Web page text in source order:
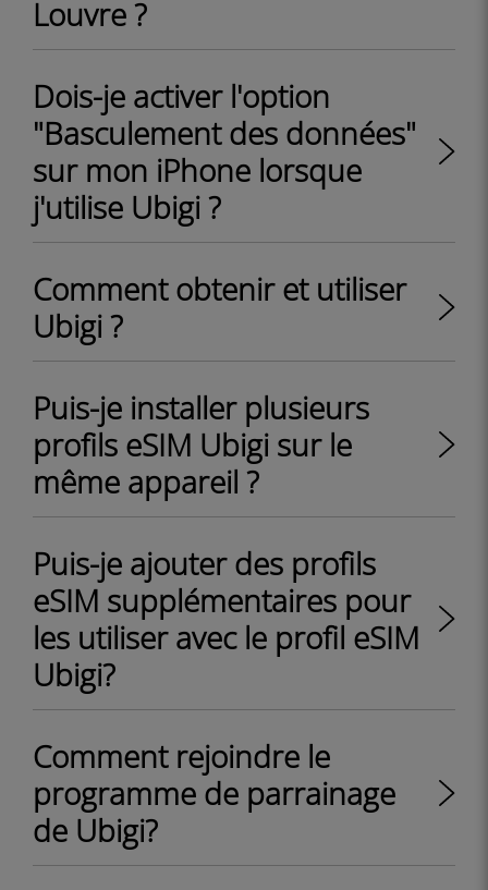
Louvre ?
Dois-je activer l'option
"Basculement des données"
sur mon iPhone lorsque
j'utilise Ubigi ?
Comment obtenir et utiliser
Ubigi ?
Puis-je installer plusieurs
profils eSIM Ubigi sur le
même appareil ?
Puis-je ajouter des profils
eSIM supplémentaires pour
les utiliser avec le profil eSIM
Ubigi?
Comment rejoindre le
programme de parrainage
de Ubigi?